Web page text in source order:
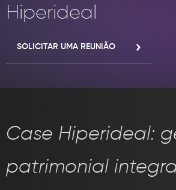
INOVAÇÃO
CONTATO
Hiperideal
SOLICITAR UMA REUNIÃO
Case Hiperideal:
patrimonial